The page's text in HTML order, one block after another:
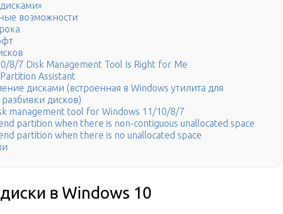
возможности
8/7 Disk Management Tool Is Right for Me
Assistant
дисками (встроенная в Windows утилита для
дисков)
management tool for Windows 11/10/8/7
partition when there is non-contiguous unallocated space
partition when there is no unallocated space
в Windows 10